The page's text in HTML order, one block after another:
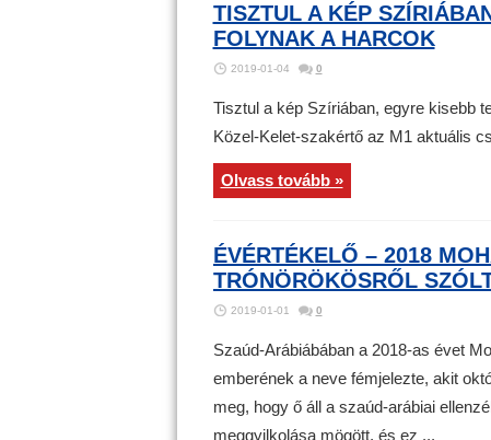
TISZTUL A KÉP
FOLYNAK A HARCOK
2019-01-04 0
Tisztul a kép Szíriában, egyre kisebb
Közel-Kelet-szakértő az M1 aktuális
Olvass tovább »
ÉVÉRTÉKELŐ – 2018
TRÓNÖRÖKÖSRŐL
2019-01-01 0
Szaúd-Arábiábában a 2018-as évet
emberének a neve fémjelezte, akit
meg, hogy ő áll a szaúd-arábiai
meggyilkolása mögött, és ez ...